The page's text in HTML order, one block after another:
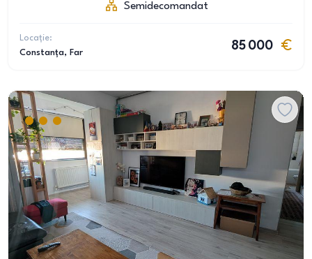
Semidecomandat
Locație:
Constanța, Far
85 000